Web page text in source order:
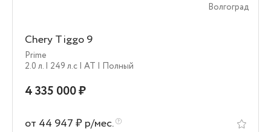
Волгоград
Chery Tiggo 9
Prime
2.0 л. | 249 л.c | AT | Полный
4 335 000 ₽
от 44 947 ₽ р/мес.